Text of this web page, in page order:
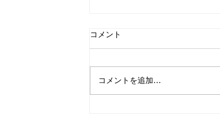
コメント
コメントを追加…